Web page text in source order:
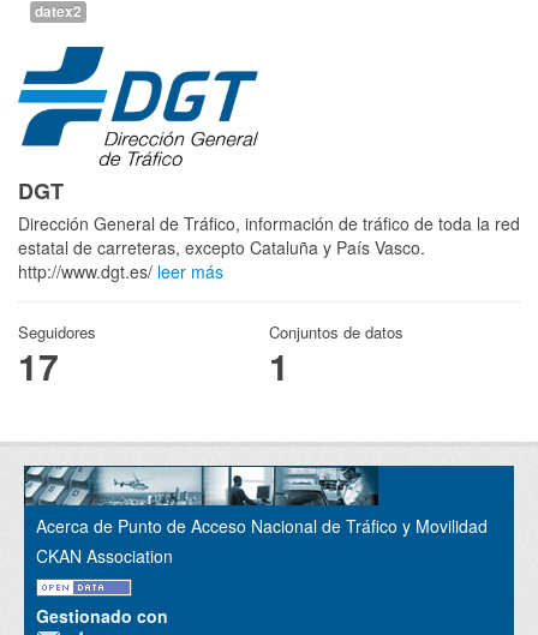
datex2
DGT
Dirección General de Tráfico, información de tráfico de toda la red
estatal de carreteras, excepto Cataluña y País Vasco.
http://www.dgt.es/ leer más
Seguidores
17
Conjuntos de datos
1
Acerca de Punto de Acceso Nacional de Tráfico y Movilidad
CKAN Association
Gestionado con